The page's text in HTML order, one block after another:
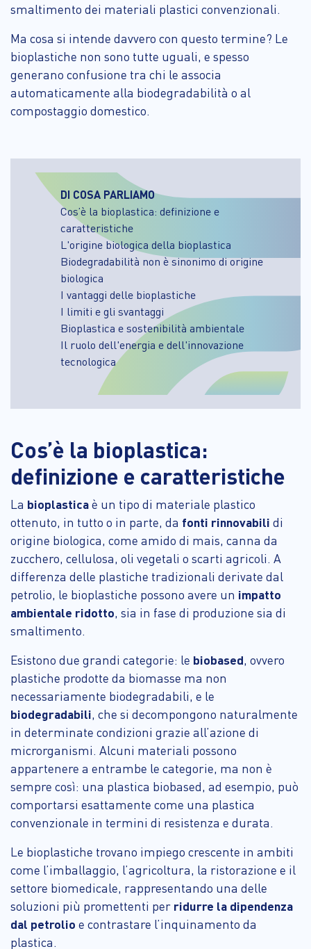
smaltimento dei materiali plastici convenzionali.
Ma cosa si intende davvero con questo termine? Le
bioplastiche non sono tutte uguali, e spesso
generano confusione tra chi le associa
automaticamente alla biodegradabilità o al
compostaggio domestico.
DI COSA PARLIAMO
Cos’è la bioplastica: definizione e
caratteristiche
L'origine biologica della bioplastica
Biodegradabilità non è sinonimo di origine
biologica
I vantaggi delle bioplastiche
I limiti e gli svantaggi
Bioplastica e sostenibilità ambientale
Il ruolo dell'energia e dell'innovazione
tecnologica
Cos’è la bioplastica:
definizione e caratteristiche
La bioplasticaè un tipo di materiale plastico
ottenuto, in tutto o in parte, da fonti rinnovabili di
origine biologica, come amido di mais, canna da
zucchero, cellulosa, oli vegetali o scarti agricoli. A
differenza delle plastiche tradizionali derivate dal
petrolio, le bioplastiche possono avere un impatto
ambientale ridotto, sia in fase di produzione sia di
smaltimento.
Esistono due grandi categorie: le biobased, ovvero
plastiche prodotte da biomasse ma non
necessariamente biodegradabili, e le
biodegradabili, che si decompongono naturalmente
in determinate condizioni grazie all’azione di
microrganismi. Alcuni materiali possono
appartenere a entrambe le categorie, ma non è
sempre così: una plastica biobased, ad esempio, può
comportarsi esattamente come una plastica
convenzionale in termini di resistenza e durata.
Le bioplastiche trovano impiego crescente in ambiti
come l’imballaggio, l’agricoltura, la ristorazione e il
settore biomedicale, rappresentando una delle
soluzioni più promettenti per ridurre la dipendenza
dal petrolio e contrastare l’inquinamento da
plastica.